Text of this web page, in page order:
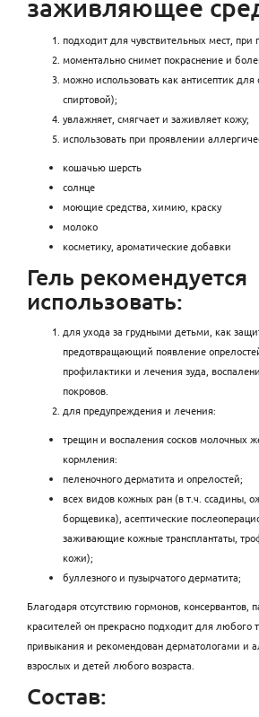
заживляющее
подходит для чувствительных мест, при
моментально снимет покраснение и
можно использовать как антисептик
спиртовой);
увлажняет, смягчает и заживляет кожу;
использовать при проявлении
кошачью шерсть
солнце
моющие средства, химию, краску
молоко
косметику, ароматические добавки
Гель рекомендуется
использовать:
для ухода за грудными детьми, как
предотвращающий появление
профилактики и лечения зуда,
покровов.
для предупреждения и лечения:
трещин и воспаления сосков молочных
кормления:
пеленочного дерматита и опрелостей;
всех видов кожных ран (в т.ч. ссадины,
борщевика), асептические
заживающие кожные трансплантаты,
кожи);
буллезного и пузырчатого дерматита;
Благодаря отсутствию гормонов, консервантов,
красителей он прекрасно подходит для любого
привыкания и рекомендован дерматологами и
взрослых и детей любого возраста.
Состав: